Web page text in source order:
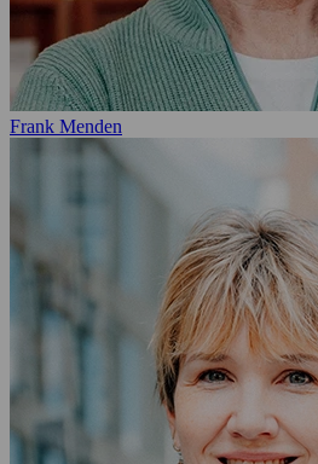
Frank Menden